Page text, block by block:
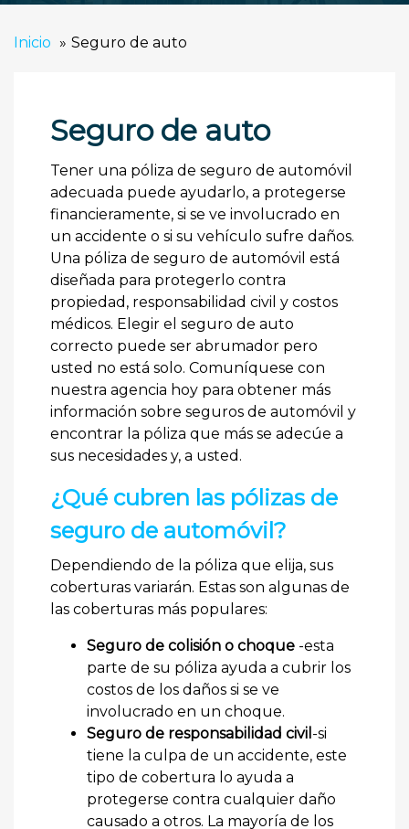
Inicio Seguro de auto
Seguro de auto
Tener una póliza de seguro de automóvil
adecuada puede ayudarlo, a protegerse
financieramente, si se ve involucrado en
un accidente o si su vehículo sufre daños.
Una póliza de seguro de automóvil está
diseñada para protegerlo contra
propiedad, responsabilidad civil y costos
médicos. Elegir el seguro de auto
correcto puede ser abrumador pero
usted no está solo. Comuníquese con
nuestra agencia hoy para obtener más
información sobre seguros de automóvil y
encontrar la póliza que más se adecúe a
sus necesidades y, a usted.
¿Qué cubren las pólizas de
seguro de automóvil?
Dependiendo de la póliza que elija, sus
coberturas variarán. Estas son algunas de
las coberturas más populares:
Seguro de colisión o choque -esta
parte de su póliza ayuda a cubrir los
costos de los daños si se ve
involucrado en un choque.
Seguro de responsabilidad civil -si
tiene la culpa de un accidente, este
tipo de cobertura lo ayuda a
protegerse contra cualquier daño
causado a otros. La mayoría de los